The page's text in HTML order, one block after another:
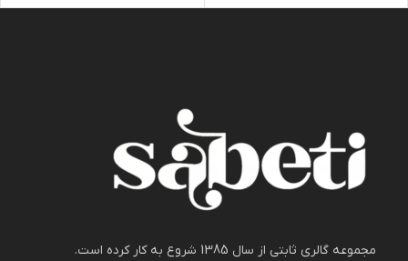
مجموعه گالری ثابتی از سال 1385 شروع به کار کرده است.